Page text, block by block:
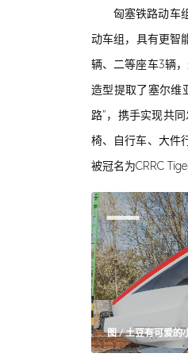
匈塞铁路动车
动车组，具有更智
辆、二等座车3辆
造型提取了塞尔维
路”，携手实现共
椅、自行车、大件
被冠名为CRRC
图 / 土豆有可爱的